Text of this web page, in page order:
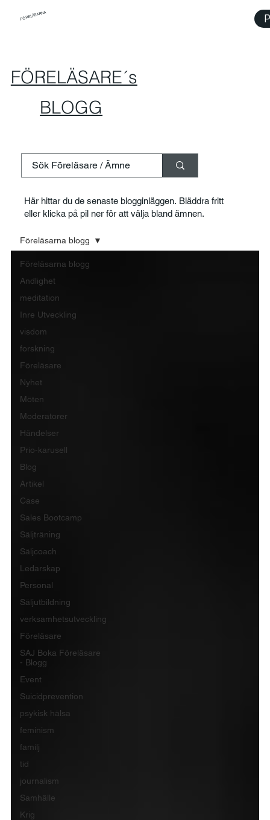
FÖRELÄSARNA
FÖRELÄSARE´s
BLOGG
Här hittar du de senaste blogginläggen. Bläddra fritt
eller klicka på pil ner för att välja bland ämnen.
Föreläsarna blogg
Andlighet
meditation
Inre Utveckling
visdom
forskning
Föreläsare
Nyhet
Möten
Moderatorer
Händelser
Prio-karusell
Blog
Artikel
Case
Sales Bootcamp
Säljträning
Säljcoach
Ledarskap
Personal
Säljutbildning
verksamhetsutveckling
Föreläsare
SAJ Boka Föreläsare
- Blogg
Event
Suicidprevention
psykisk hälsa
feminism
familj
tid
journalism
Samhälle
Krig
Föreläsarna blogg